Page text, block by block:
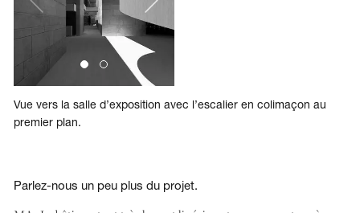
Vue vers la salle d’exposition avec l’escalier en colimaçon au
premier plan.
Parlez-nous un peu plus du projet.